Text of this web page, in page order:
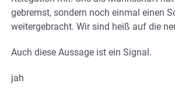
gebremst, sondern noch einmal einen
weitergebracht. Wir sind heiß auf die
Auch diese Aussage ist ein Signal.
jah